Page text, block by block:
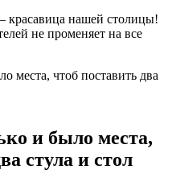
красавица нашей столицы!
не променяет на все
и было места,
стула и стол